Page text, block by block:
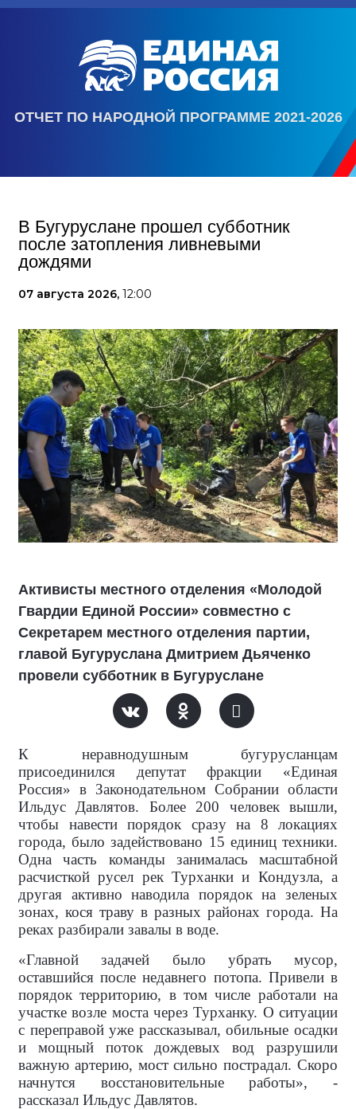
ОТЧЕТ ПО НАРОДНОЙ ПРОГРАММЕ 2021-2026
В Бугуруслане прошел субботник
после затопления ливневыми
дождями
07 августа 2026, 12:00
Активисты местного отделения «Молодой
Гвардии Единой России» совместно с
Секретарем местного отделения партии,
главой Бугуруслана Дмитрием Дьяченко
провели субботник в Бугуруслане
К неравнодушным бугурусланцам
присоединился депутат фракции «Единая
Россия» в Законодательном Собрании области
Ильдус Давлятов. Более 200 человек вышли,
чтобы навести порядок сразу на 8 локациях
города, было задействовано 15 единиц техники.
Одна часть команды занималась масштабной
расчисткой русел рек Турханки и Кондузла, а
другая активно наводила порядок на зеленых
зонах, кося траву в разных районах города. На
реках разбирали завалы в воде.
«Главной задачей было убрать мусор,
оставшийся после недавнего потопа. Привели в
порядок территорию, в том числе работали на
участке возле моста через Турханку. О ситуации
с переправой уже рассказывал, обильные осадки
и мощный поток дождевых вод разрушили
важную артерию, мост сильно пострадал. Скоро
начнутся восстановительные работы», -
рассказал Ильдус Давлятов.